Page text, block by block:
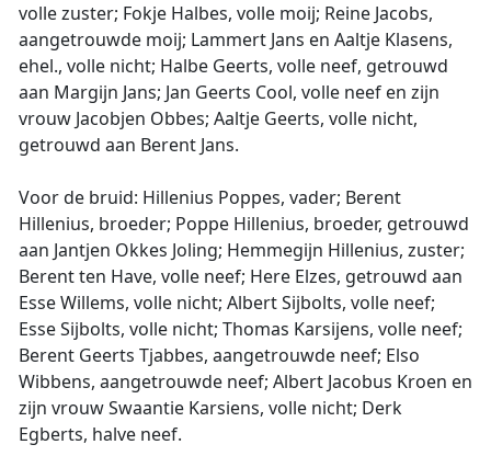
volle zuster; Fokje Halbes, volle moij; Reine Jacobs,
aangetrouwde moij; Lammert Jans en Aaltje Klasens,
ehel., volle nicht; Halbe Geerts, volle neef, getrouwd
aan Margijn Jans; Jan Geerts Cool, volle neef en zijn
vrouw Jacobjen Obbes; Aaltje Geerts, volle nicht,
getrouwd aan Berent Jans.
Voor de bruid: Hillenius Poppes, vader; Berent
Hillenius, broeder; Poppe Hillenius, broeder, getrouwd
aan Jantjen Okkes Joling; Hemmegijn Hillenius, zuster;
Berent ten Have, volle neef; Here Elzes, getrouwd aan
Esse Willems, volle nicht; Albert Sijbolts, volle neef;
Esse Sijbolts, volle nicht; Thomas Karsijens, volle neef;
Berent Geerts Tjabbes, aangetrouwde neef; Elso
Wibbens, aangetrouwde neef; Albert Jacobus Kroen en
zijn vrouw Swaantie Karsiens, volle nicht; Derk
Egberts, halve neef.